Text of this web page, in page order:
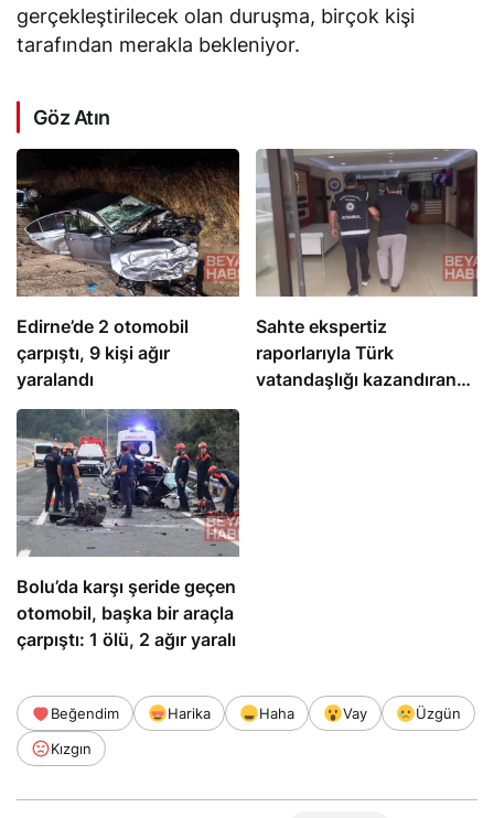
gerçekleştirilecek olan duruşma, birçok kişi
tarafından merakla bekleniyor.
Göz Atın
Edirne’de 2 otomobil
çarpıştı, 9 kişi ağır
yaralandı
Sahte ekspertiz
raporlarıyla Türk
vatandaşlığı kazandıran
Bolu’da karşı şeride geçen
otomobil, başka bir araçla
çarpıştı: 1 ölü, 2 ağır yaralı
Beğendim Harika Haha Vay
Üzgün
Kızgın